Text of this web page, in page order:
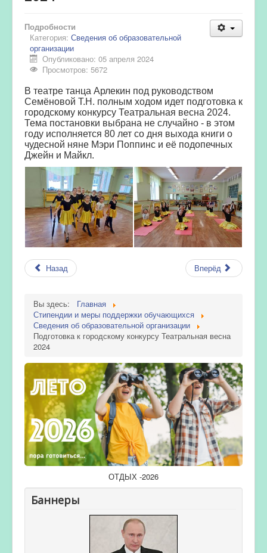
Подробности
Категория: Сведения об образовательной
организации
Опубликовано: 05 апреля 2024
Просмотров: 5672
В театре танца Арлекин под руководством
Семёновой Т.Н. полным ходом идет подготовка к
городскому конкурсу Театральная весна 2024.
Тема постановки выбрана не случайно - в этом
году исполняется 80 лет со дня выхода книги о
чудесной няне Мэри Поппинс и её подопечных
Джейн и Майкл.
Назад Вперёд
Вы здесь:
Главная
Стипендии и меры поддержки обучающихся
Сведения об образовательной организации
Подготовка к городскому конкурсу Театральная весна
2024
ОТДЫХ -2026
Баннеры